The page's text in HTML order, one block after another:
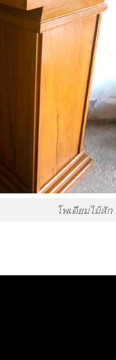
โพเดียมไม้สั